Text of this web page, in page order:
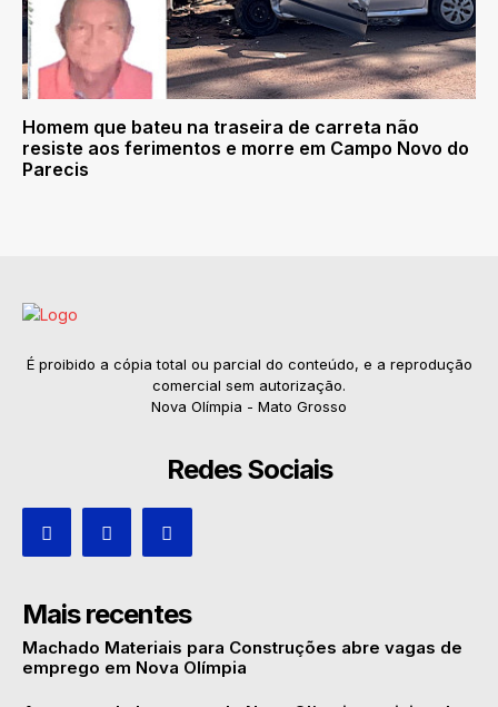
Homem que bateu na traseira de carreta não
resiste aos ferimentos e morre em Campo Novo do
Parecis
É proibido a cópia total ou parcial do conteúdo, e a reprodução
comercial sem autorização.
Nova Olímpia - Mato Grosso
Redes Sociais
Mais recentes
Machado Materiais para Construções abre vagas de
emprego em Nova Olímpia